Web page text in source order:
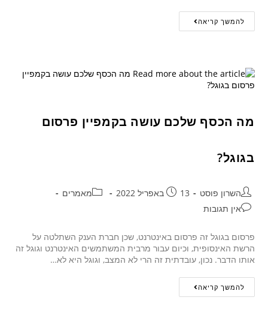
להמשך קריאה
מה הכסף שלכם עושה בקמפיין פרסום
בגוגל?
השרון פוסט 13 באפריל 2022
מאמרים
אין תגובות
פרסום בגוגל זה פרסום באינטרנט, שכן חברת הענק השתלטה על
הרשת האינסופית, וכיום עבור מרבית המשתמשים האינטרנט וגוגל זה
אותו הדבר. נכון, עובדתית זה הרי לא המצב, וגוגל היא לא…
להמשך קריאה